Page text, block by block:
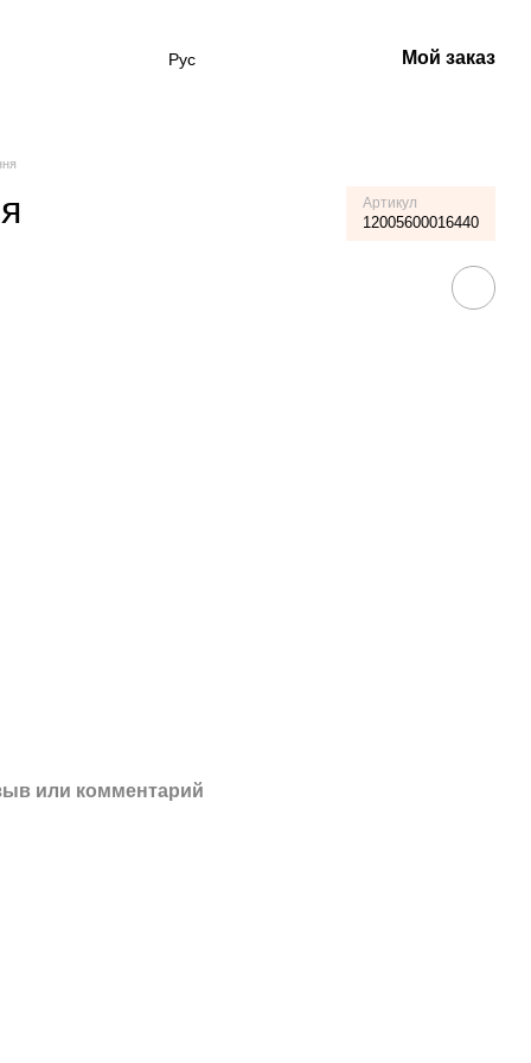
Рус Мой заказ
Артикул
12005600016440
или комментарий